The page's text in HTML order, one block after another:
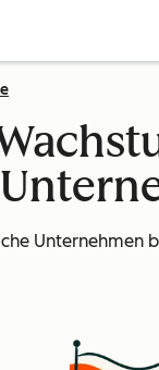
Unternehmen